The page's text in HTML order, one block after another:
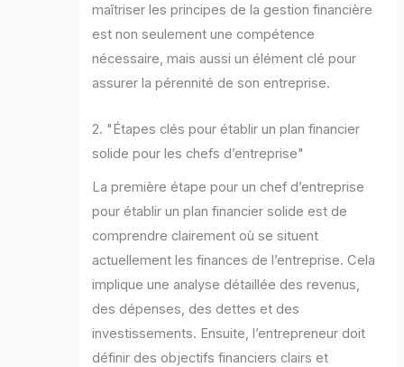
maîtriser les principes de la gestion financière
est non seulement une compétence
nécessaire, mais aussi un élément clé pour
assurer la pérennité de son entreprise.
2. "Étapes clés pour établir un plan financier
solide pour les chefs d’entreprise"
La première étape pour un chef d’entreprise
pour établir un plan financier solide est de
comprendre clairement où se situent
actuellement les finances de l’entreprise. Cela
implique une analyse détaillée des revenus,
des dépenses, des dettes et des
investissements. Ensuite, l’entrepreneur doit
définir des objectifs financiers clairs et